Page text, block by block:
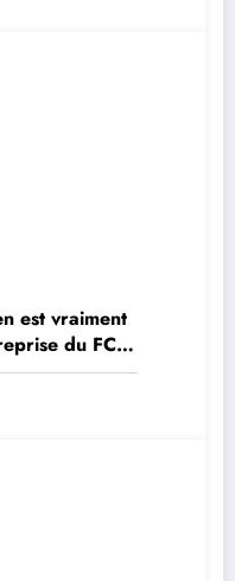
est vraiment
du FC